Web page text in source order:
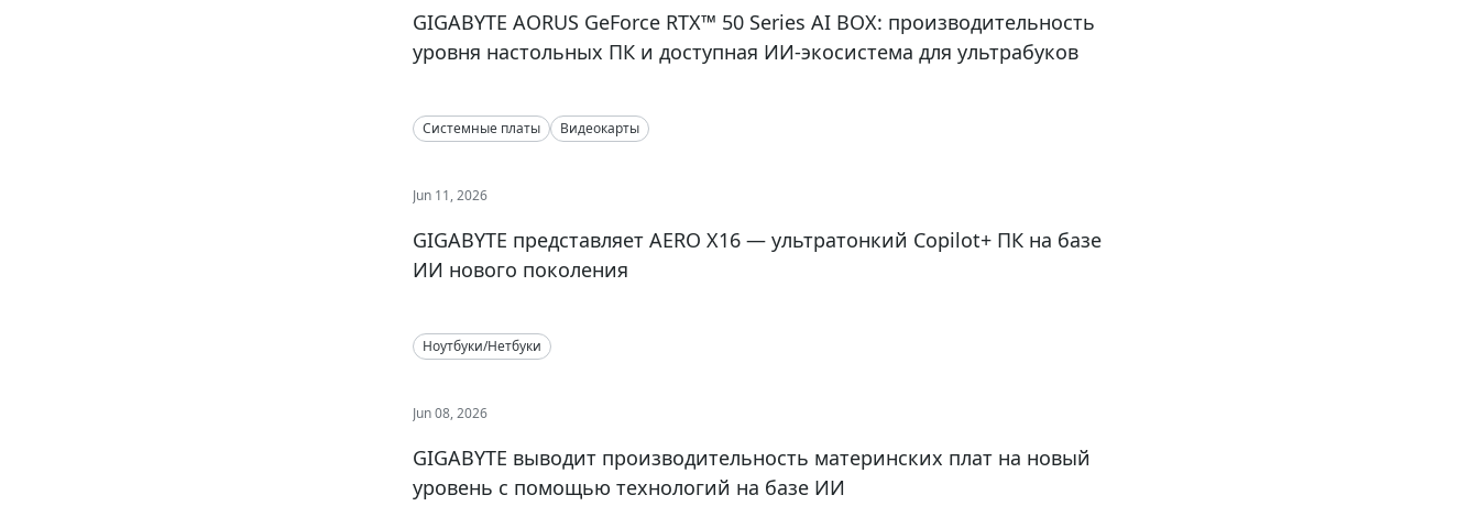
GIGABYTE AORUS GeForce RTX™ 50 Series AI BOX: производительность
уровня настольных ПК и доступная ИИ-экосистема для ультрабуков
Системные платы Видеокарты
Jun 11, 2026
GIGABYTE представляет AERO X16 — ультратонкий Copilot+ ПК на базе
ИИ нового поколения
Ноутбуки/Нетбуки
Jun 08, 2026
GIGABYTE выводит производительность материнских плат на новый
уровень с помощью технологий на базе ИИ